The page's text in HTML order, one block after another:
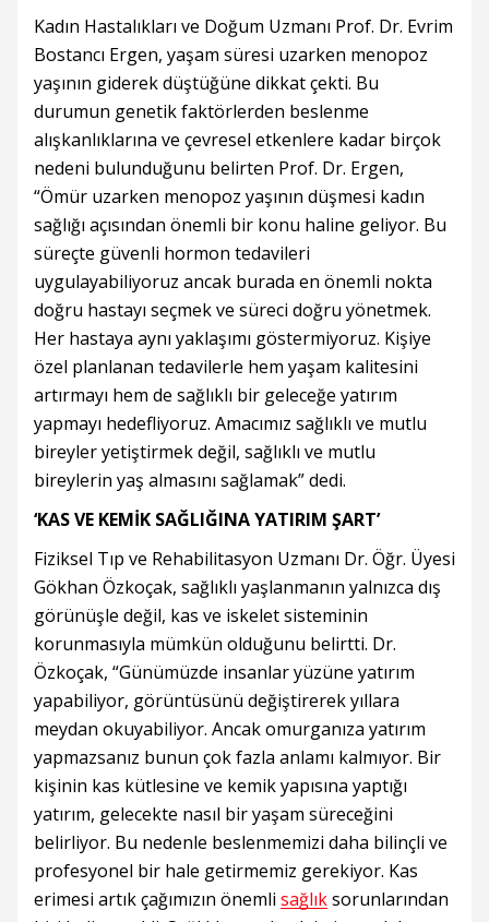
Kadın Hastalıkları ve Doğum Uzmanı Prof. Dr. Evrim
Bostancı Ergen, yaşam süresi uzarken menopoz
yaşının giderek düştüğüne dikkat çekti. Bu
durumun genetik faktörlerden beslenme
alışkanlıklarına ve çevresel etkenlere kadar birçok
nedeni bulunduğunu belirten Prof. Dr. Ergen,
“Ömür uzarken menopoz yaşının düşmesi kadın
sağlığı açısından önemli bir konu haline geliyor. Bu
süreçte güvenli hormon tedavileri
uygulayabiliyoruz ancak burada en önemli nokta
doğru hastayı seçmek ve süreci doğru yönetmek.
Her hastaya aynı yaklaşımı göstermiyoruz. Kişiye
özel planlanan tedavilerle hem yaşam kalitesini
artırmayı hem de sağlıklı bir geleceğe yatırım
yapmayı hedefliyoruz. Amacımız sağlıklı ve mutlu
bireyler yetiştirmek değil, sağlıklı ve mutlu
bireylerin yaş almasını sağlamak” dedi.
‘KAS VE KEMİK SAĞLIĞINA YATIRIM ŞART’
Fiziksel Tıp ve Rehabilitasyon Uzmanı Dr. Öğr. Üyesi
Gökhan Özkoçak, sağlıklı yaşlanmanın yalnızca dış
görünüşle değil, kas ve iskelet sisteminin
korunmasıyla mümkün olduğunu belirtti. Dr.
Özkoçak, “Günümüzde insanlar yüzüne yatırım
yapabiliyor, görüntüsünü değiştirerek yıllara
meydan okuyabiliyor. Ancak omurganıza yatırım
yapmazsanız bunun çok fazla anlamı kalmıyor. Bir
kişinin kas kütlesine ve kemik yapısına yaptığı
yatırım, gelecekte nasıl bir yaşam süreceğini
belirliyor. Bu nedenle beslenmemizi daha bilinçli ve
profesyonel bir hale getirmemiz gerekiyor. Kas
erimesi artık çağımızın önemli sağlıksorunlarından